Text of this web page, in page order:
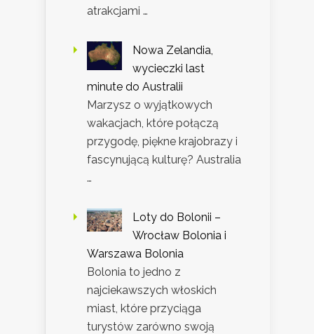
atrakcjami …
Nowa Zelandia,
wycieczki last
minute do Australii
Marzysz o wyjątkowych
wakacjach, które połączą
przygodę, piękne krajobrazy i
fascynującą kulturę? Australia
…
Loty do Bolonii –
Wrocław Bolonia i
Warszawa Bolonia
Bolonia to jedno z
najciekawszych włoskich
miast, które przyciąga
turystów zarówno swoją